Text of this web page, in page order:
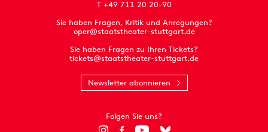
T +49 711 20 20-90
Sie haben Fragen, Kritik und Anregungen?
oper@staatstheater-stuttgart.de
Sie haben Fragen zu Ihren Tickets?
tickets@staatstheater-stuttgart.de
Newsletter abonnieren
Folgen Sie uns?